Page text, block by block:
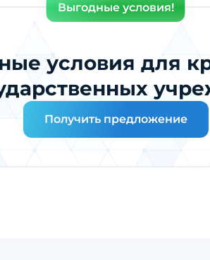
Выгодные условия!
условия для
Получить предложение